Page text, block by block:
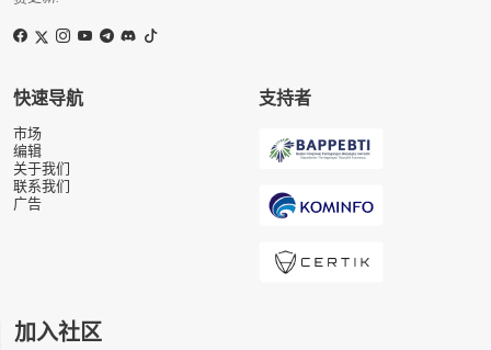
快速导航
市场
编辑
关于我们
联系我们
广告
支持者
加入社区